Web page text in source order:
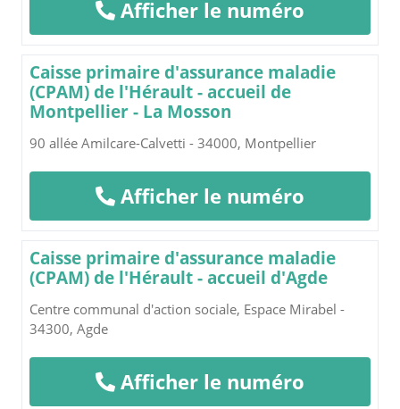
Afficher le numéro
Caisse primaire d'assurance maladie
(CPAM) de l'Hérault - accueil de
Montpellier - La Mosson
90 allée Amilcare-Calvetti - 34000, Montpellier
Afficher le numéro
Caisse primaire d'assurance maladie
(CPAM) de l'Hérault - accueil d'Agde
Centre communal d'action sociale, Espace Mirabel -
34300, Agde
Afficher le numéro